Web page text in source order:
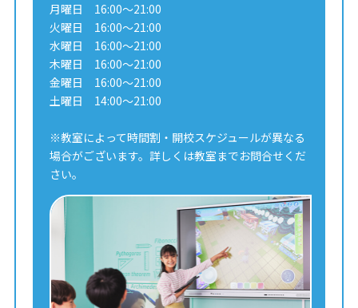
月曜日 16:00～21:00
火曜日 16:00～21:00
水曜日 16:00～21:00
木曜日 16:00～21:00
金曜日 16:00～21:00
土曜日 14:00～21:00
※教室によって時間割・開校スケジュールが異なる
場合がございます。詳しくは教室までお問合せくだ
さい。